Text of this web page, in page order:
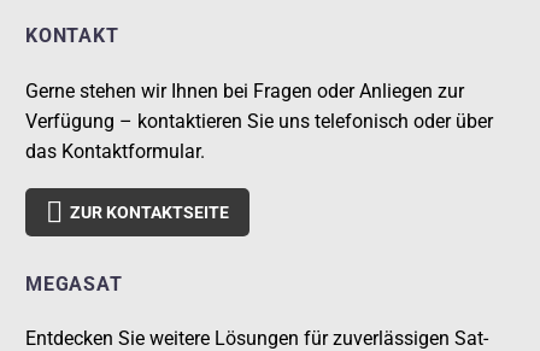
KONTAKT
Gerne stehen wir Ihnen bei Fragen oder Anliegen zur
Verfügung – kontaktieren Sie uns telefonisch oder über
das Kontaktformular.
 ZUR KONTAKTSEITE
MEGASAT
Entdecken Sie weitere Lösungen für zuverlässigen Sat-